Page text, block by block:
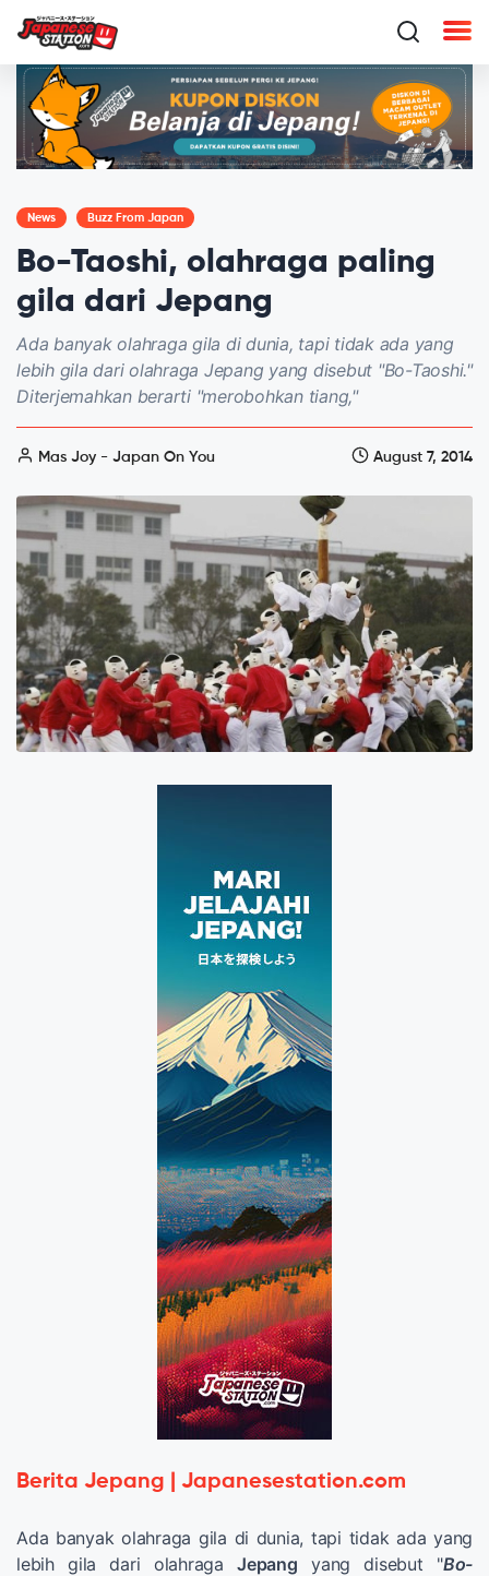
News Buzz From Japan
Bo-Taoshi, olahraga paling
gila dari Jepang
Ada banyak olahraga gila di dunia, tapi tidak ada yang
lebih gila dari olahraga Jepang yang disebut "Bo-Taoshi."
Diterjemahkan berarti "merobohkan tiang,"
Mas Joy - Japan On You August 7, 2014
Berita Jepang | Japanesestation.com
Ada banyak olahraga gila di dunia, tapi tidak ada yang
lebih gila dari olahragaJepang yang disebut "Bo-